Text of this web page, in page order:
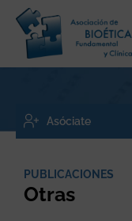
Asóciate
PUBLICACIONES
Otras